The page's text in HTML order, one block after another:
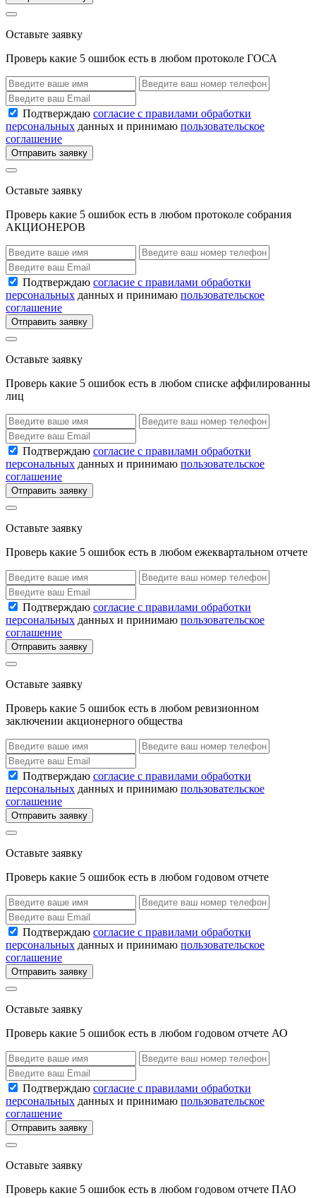
Оставьте заявку
Проверь какие 5 ошибок есть в любом протоколе ГОСА
Подтверждаю согласие с правилами обработки
персональных данных и принимаю пользовательское
соглашение
Отправить заявку
Оставьте заявку
Проверь какие 5 ошибок есть в любом протоколе собрания
АКЦИОНЕРОВ
Подтверждаю согласие с правилами обработки
персональных данных и принимаю пользовательское
соглашение
Отправить заявку
Оставьте заявку
Проверь какие 5 ошибок есть в любом списке аффилированны
лиц
Подтверждаю согласие с правилами обработки
персональных данных и принимаю пользовательское
соглашение
Отправить заявку
Оставьте заявку
Проверь какие 5 ошибок есть в любом ежеквартальном отчете
Подтверждаю согласие с правилами обработки
персональных данных и принимаю пользовательское
соглашение
Отправить заявку
Оставьте заявку
Проверь какие 5 ошибок есть в любом ревизионном
заключении акционерного общества
Подтверждаю согласие с правилами обработки
персональных данных и принимаю пользовательское
соглашение
Отправить заявку
Оставьте заявку
Проверь какие 5 ошибок есть в любом годовом отчете
Подтверждаю согласие с правилами обработки
персональных данных и принимаю пользовательское
соглашение
Отправить заявку
Оставьте заявку
Проверь какие 5 ошибок есть в любом годовом отчете АО
Подтверждаю согласие с правилами обработки
персональных данных и принимаю пользовательское
соглашение
Отправить заявку
Оставьте заявку
Проверь какие 5 ошибок есть в любом годовом отчете ПАО